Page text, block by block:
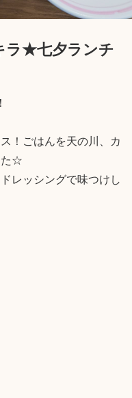
者の声
シー
ラ★七夕ランチ
！ごはんを天の川、カ
た☆
レッシングで味つけし